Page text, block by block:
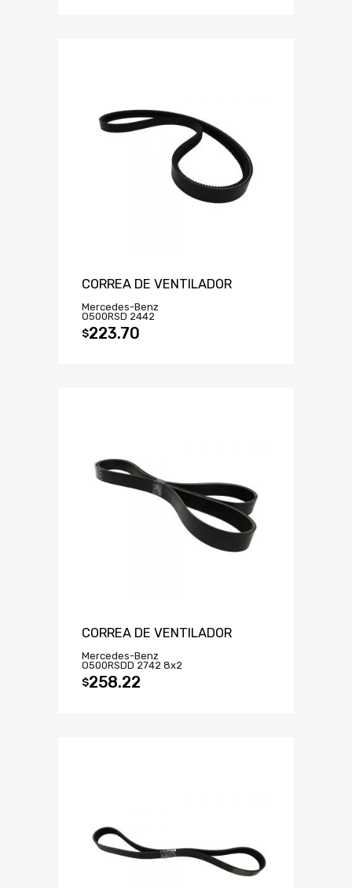
CORREA DE VENTILADOR
Mercedes-Benz
O500RSD 2442
$223.70
CORREA DE VENTILADOR
Mercedes-Benz
O500RSDD 2742 8x2
$258.22